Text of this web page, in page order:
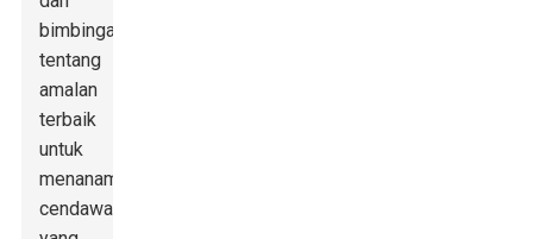
bimbingan
tentang
amalan
terbaik
untuk
menanam
cendawan